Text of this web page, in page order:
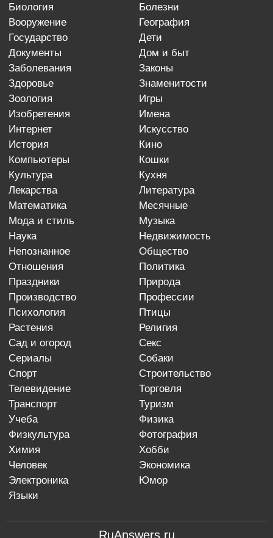
биология
болезни
вооружение
география
государство
дети
документы
дом и быт
заболевания
законы
здоровье
знаменитости
зоология
игры
изобретения
имена
интернет
искусство
история
кино
компьютеры
кошки
культура
кухня
лекарства
литература
математика
месячные
мода и стиль
музыка
наука
недвижимость
непознанное
общество
отношения
политика
праздники
природа
производство
профессии
психология
птицы
растения
религия
сад и огород
секс
сериалы
собаки
спорт
строительство
телевидение
торговля
транспорт
туризм
учеба
физика
физкультура
фотография
химия
хобби
человек
экономика
электроника
юмор
языки
RuAnswers.ru